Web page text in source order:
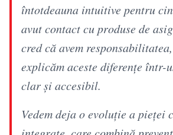
întotdeauna intuitive pentru
avut contact cu produse de
cred că avem
explicăm aceste diferențe într-
clar și accesibil.
Vedem deja o evoluție a pieței